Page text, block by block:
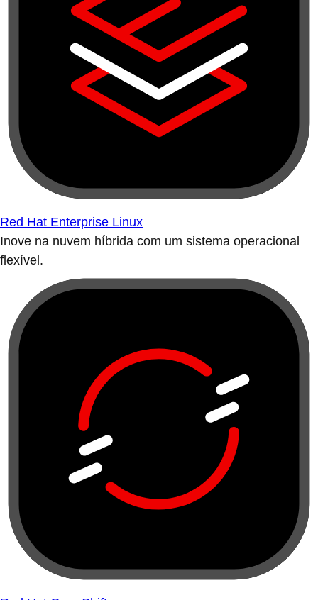
Red Hat Enterprise Linux
Inove na nuvem híbrida com um sistema operacional
flexível.